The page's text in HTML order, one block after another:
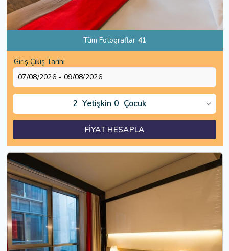
Tüm Fotograflar 41
Giriş Çıkış Tarihi
2 Yetişkin 0 Çocuk
FİYAT HESAPLA